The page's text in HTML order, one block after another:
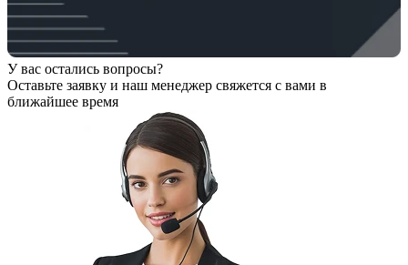
У вас остались вопросы?
Оставьте заявку и наш менеджер свяжется с вами в
ближайшее время